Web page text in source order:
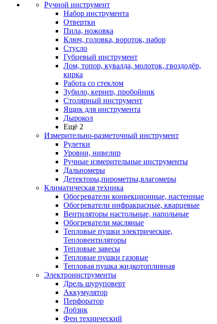
Ручной инструмент
Набор инструмента
Отвертки
Пила, ножовка
Ключ, головка, вороток, набор
Стусло
Губцевый инструмент
Лом, топор, кувалда, молоток, гвоздодёр,
кирка
Работа со стеклом
Зубило, кернер, пробойник
Столярный инструмент
Ящик для инструмента
Дырокол
Ещё 2
Измерительно-разметочный инструмент
Рулетки
Уровни, нивелир
Ручные измерительные инструменты
Дальномеры
Детекторы,пирометры,влагомеры
Климатическая техника
Обогреватели конвекционные, настенные
Обогреватели инфракрасные, кварцевые
Вентиляторы настольные, напольные
Обогреватели масляные
Тепловые пушки электрические,
Тепловентиляторы
Тепловые завесы
Тепловые пушки газовые
Тепловая пушка жидкотопливная
Электроинструменты
Дрель шуруповерт
Аккумулятор
Перфоратор
Лобзик
Фен технический